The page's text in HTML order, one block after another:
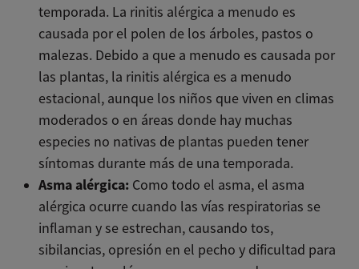
temporada. La rinitis alérgica a menudo es
causada por el polen de los árboles, pastos o
malezas. Debido a que a menudo es causada por
las plantas, la rinitis alérgica es a menudo
estacional, aunque los niños que viven en climas
moderados o en áreas donde hay muchas
especies no nativas de plantas pueden tener
síntomas durante más de una temporada.
Asma alérgica: Como todo el asma, el asma
alérgica ocurre cuando las vías respiratorias se
inflaman y se estrechan, causando tos,
sibilancias, opresión en el pecho y dificultad para